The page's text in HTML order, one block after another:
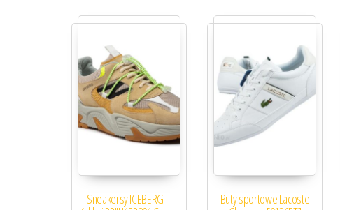
Sneakersy ICEBERG – Buty sportowe Lacoste